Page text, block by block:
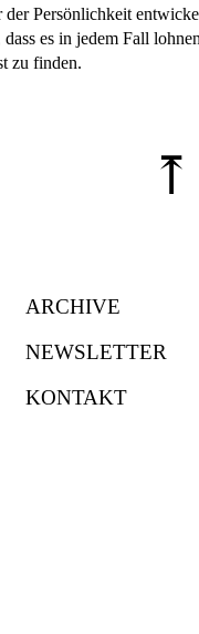
der Persönlichkeit
es in jedem Fall
zu finden.
⤒
ARCHIVE
NEWSLETTER
KONTAKT